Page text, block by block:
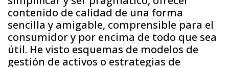
contenido de calidad de una forma
sencilla y amigable, comprensible para el
consumidor y por encima de todo que sea
útil. He visto esquemas de modelos de
gestión de activos o estrategias de